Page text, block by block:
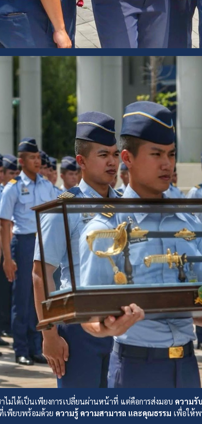
ม่ได้เป็นเพียงการเปลี่ยนผ่านหน้าที่ แต่คือการส่งมอบ ความรั
เพียบพร้อมด้วย ความรู้ ความสามารถ และคุณธรรม เพื่อให้